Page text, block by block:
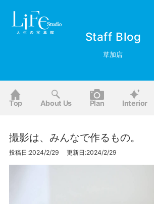
Staff Blog
草加店
Top About Us Plan Interior
撮影は、みんなで作るもの。
投稿日:2024/2/29 更新日:2024/2/29